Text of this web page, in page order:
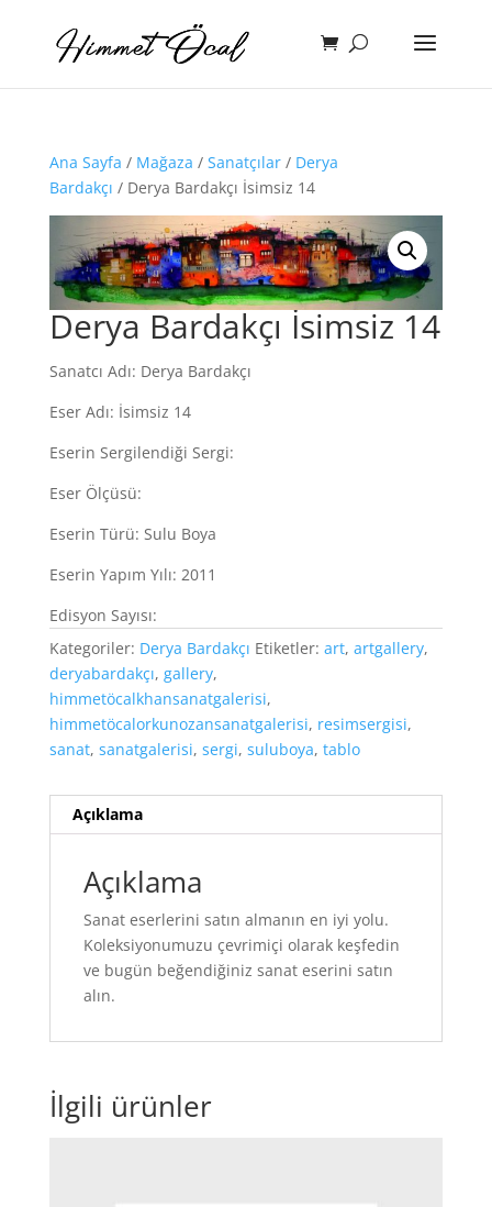
Ana Sayfa / Mağaza / Sanatçılar/ Derya
Bardakçı / Derya Bardakçı İsimsiz 14
Derya Bardakçı İsimsiz 14
Sanatcı Adı: Derya Bardakçı
Eser Adı: İsimsiz 14
Eserin Sergilendiği Sergi:
Eser Ölçüsü:
Eserin Türü: Sulu Boya
Eserin Yapım Yılı: 2011
Edisyon Sayısı:
Kategoriler: Derya Bardakçı Etiketler: art, artgallery,
deryabardakçı, gallery,
himmetöcalkhansanatgalerisi,
himmetöcalorkunozansanatgalerisi, resimsergisi,
sanat, sanatgalerisi, sergi, suluboya, tablo
Açıklama
Açıklama
Sanat eserlerini satın almanın en iyi yolu.
Koleksiyonumuzu çevrimiçi olarak keşfedin
ve bugün beğendiğiniz sanat eserini satın
alın.
İlgili ürünler